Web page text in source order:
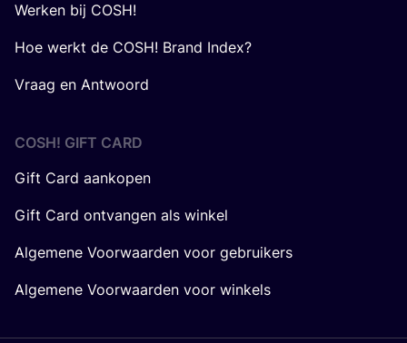
Werken bij COSH!
Hoe werkt de COSH! Brand Index?
Vraag en Antwoord
COSH! GIFT CARD
Gift Card aankopen
Gift Card ontvangen als winkel
Algemene Voorwaarden voor gebruikers
Algemene Voorwaarden voor winkels